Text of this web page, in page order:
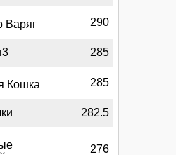
Варяг 290
285
Кошка 285
282.5
276